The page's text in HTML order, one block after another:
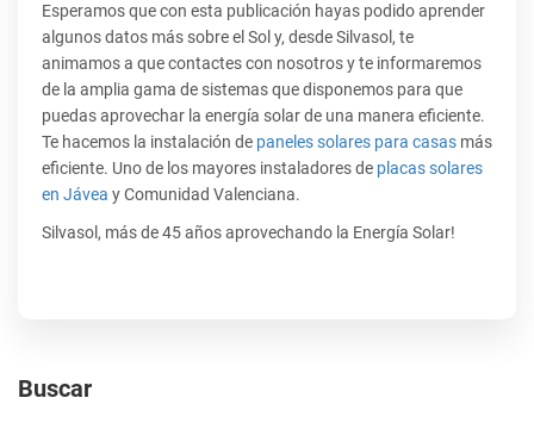
Esperamos que con esta publicación hayas podido aprender
algunos datos más sobre el Sol y, desde Silvasol, te
animamos a que contactes con nosotros y te informaremos
de la amplia gama de sistemas que disponemos para que
puedas aprovechar la energía solar de una manera eficiente.
Te hacemos la instalación de paneles solares para casas más
eficiente. Uno de los mayores instaladores de placas solares
en Jávea y Comunidad Valenciana.
Silvasol, más de 45 años aprovechando la Energía Solar!
Buscar